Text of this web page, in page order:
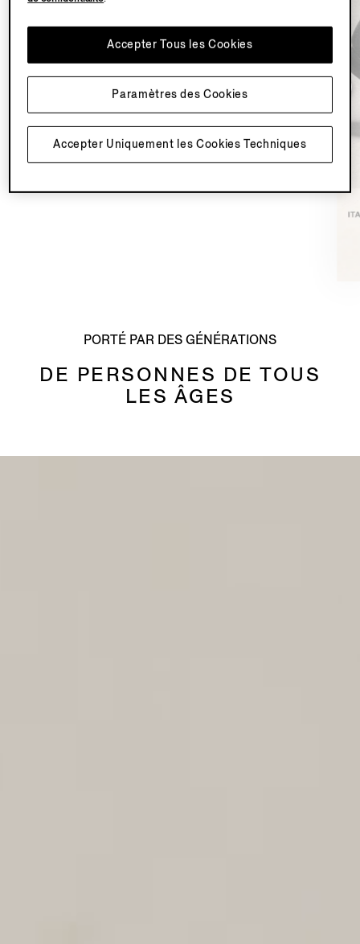
PORTÉ PAR DES GÉNÉRATIONS
DE PERSONNES DE TOUS
LES ÂGES
Accepter Uniquement les Cookies Techniques
Accepter Tous les Cookies
Paramètres des Cookies